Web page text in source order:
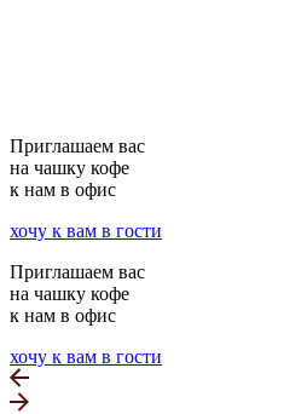
Приглашаем вас
на чашку кофе
к нам в офис
хочу к вам в гости
Приглашаем вас
на чашку кофе
к нам в офис
хочу к вам в гости